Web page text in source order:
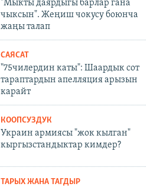
"Мыкты даярдыгы барлар гана
чыксын". Жеңиш чокусу боюнча
жаңы талап
САЯСАТ
"75чилердин каты": Шаардык сот
тараптардын апелляция арызын
карайт
КООПСУЗДУК
Украин армиясы "жок кылган"
кыргызстандыктар кимдер?
ТАРЫХ ЖАНА ТАГДЫР